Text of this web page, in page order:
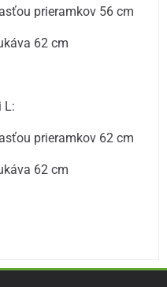
prieramkov 56 cm
62 cm
L:
prieramkov 62 cm
62 cm